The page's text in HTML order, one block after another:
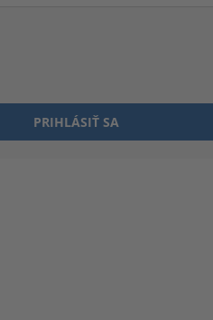
PRIHLÁSIŤ SA